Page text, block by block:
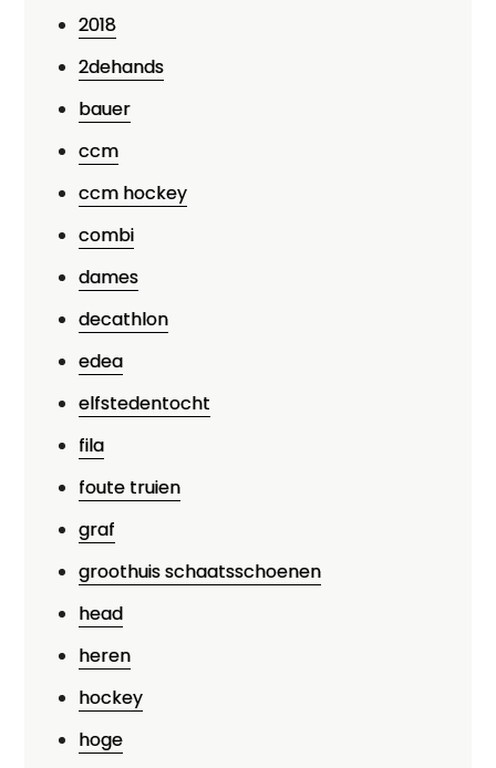
2018
2dehands
bauer
ccm
ccm hockey
combi
dames
decathlon
edea
elfstedentocht
fila
foute truien
graf
groothuis schaatsschoenen
head
heren
hockey
hoge